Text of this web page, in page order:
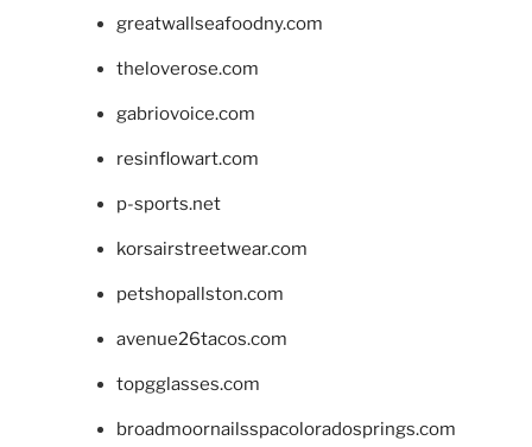
greatwallseafoodny.com
theloverose.com
gabriovoice.com
resinflowart.com
p-sports.net
korsairstreetwear.com
petshopallston.com
avenue26tacos.com
topgglasses.com
broadmoornailsspacoloradosprings.com